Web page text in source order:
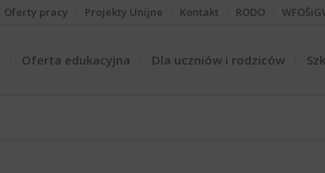
Oferty pracy Projekty Unijne Kontakt RODO
Oferta edukacyjna Dla uczniów i rodziców